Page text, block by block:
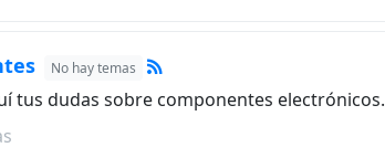
No hay temas
tus dudas sobre componentes electrónicos.